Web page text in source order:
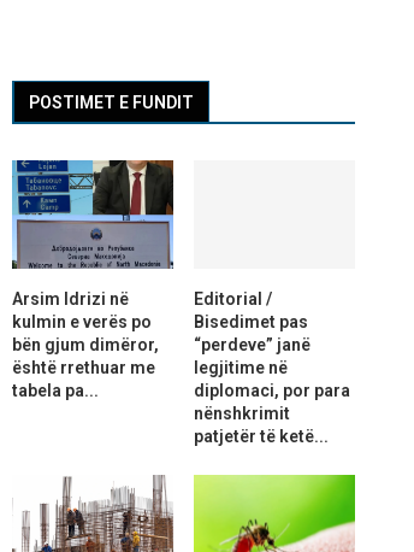
POSTIMET E FUNDIT
Arsim Idrizi në
kulmin e verës po
bën gjum dimëror,
është rrethuar me
tabela pa...
Editorial /
Bisedimet pas
“perdeve” janë
legjitime në
diplomaci, por para
nënshkrimit
patjetër të ketë...